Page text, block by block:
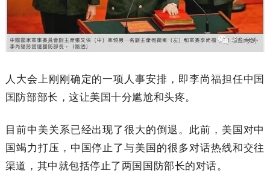
人大会上刚刚确定的一项人事安排，即李尚福担任中国
国防部部长，这让美国十分尴尬和头疼。
目前中美关系已经出现了很大的倒退。此前，美国对中
国竭力打压，中国停止了与美国的很多对话热线和交往
渠道，其中就包括停止了两国国防部长的对话。